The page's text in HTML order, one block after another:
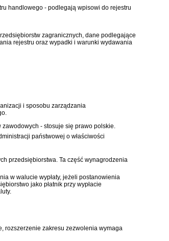
handlowego - podlegają wpisowi do rejestru
zagranicznych, dane podlegające
rejestru oraz wypadki i warunki wydawania
i sposobu zarządzania
- stosuje się prawo polskie.
państwowej o właściwości
przedsiębiorstwa. Ta część wynagrodzenia
w walucie wypłaty, jeżeli postanowienia
jako płatnik przy wypłacie
rozszerzenie zakresu zezwolenia wymaga